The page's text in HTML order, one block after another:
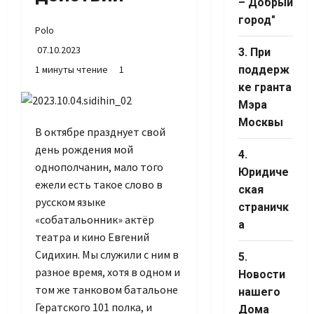
Polo
07.10.2023
1 минуты чтение
1
В октябре празднует свой
день рождения мой
однополчанин, мало того
ежели есть такое слово в
русском языке
«собатальонник» актёр
театра и кино Евгений
Сидихин. Мы служили с ним в
разное время, хотя в одном и
том же танковом батальоне
Гератского 101 полка, и
город"
3. При
поддерж
ке гранта
Мэра
Москвы
4.
Юридиче
ская
страничк
а
5.
Новости
нашего
Дома